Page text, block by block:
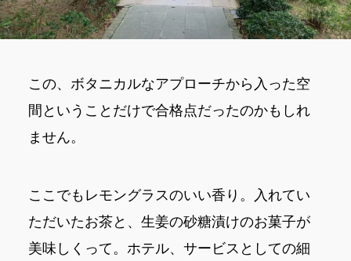
この、ボタニカルなアプローチから入った空
間ということだけで合格点だったのかもしれ
ません。
ここでもレモングラスのいい香り。入れてい
ただいたお茶と、生姜の砂糖漬けのお菓子が
美味しくって。ホテル、サービスとしての細